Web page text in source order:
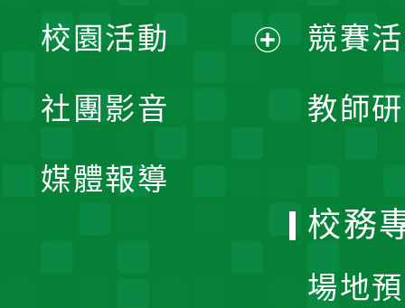
競賽
教師
開
校園活動
社團影音
媒體報導
校務
場地